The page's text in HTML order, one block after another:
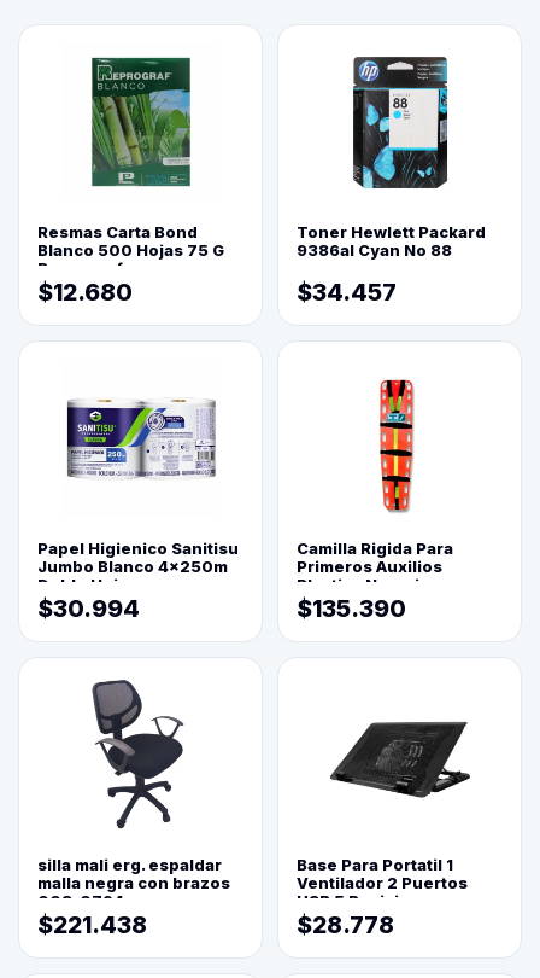
Resmas Carta Bond
Blanco 500 Hojas 75 G
Reprograf.
$12.680
Toner Hewlett Packard
9386al Cyan No 88
$34.457
Papel Higienico Sanitisu
Jumbo Blanco 4x250m
Doble Hoja
$30.994
Camilla Rigida Para
Primeros Auxilios
Plastica Naranja
$135.390
silla mali erg. espaldar
malla negra con brazos
003-0794
$221.438
Base Para Portatil 1
Ventilador 2 Puertos
USB 5 Posiciones
$28.778